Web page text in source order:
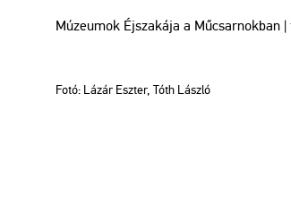
Mú­ze­u­mok Éj­sza­ká­ja a Mű­csar­nok­ban
Fotó: Lázár Esz­ter, Tóth Lász­ló